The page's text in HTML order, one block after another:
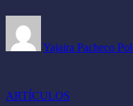
Yajaira Pacheco
ARTÍCULOS